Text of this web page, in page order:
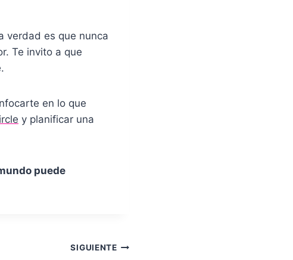
verdad es que nunca
Te invito a que
en lo que
y planificar una
puede
SIGUIENTE